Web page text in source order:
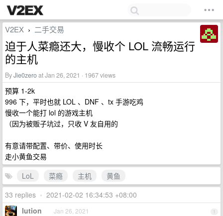
V2EX › 二手交易
迫于人菜瘾还大，慢收个 LOL 流畅运行
的主机
ByJie0zeroat Jan 26, 2021 · 1967 views
预算 1-2k
996 下，平时也就 LOL 、DNF 、tx 手游吃鸡
慢收一个能打 lol 的游戏主机
（因为被贩子坑过，只收 V 友自用的
有意请带配置、带价、使用时长
走小黄鱼交易
LoL
菜瘾 主机
黄鱼
33 replies • 2021-02-02 16:34:53 +08:00
1
lution Jan 26, 2021